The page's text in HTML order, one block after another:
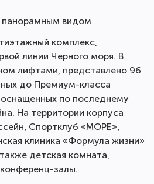
панорамным видом
комплекс,
линии Черного моря. В
лифтами, представлено 96
до Премиум-класса
по последнему
На территории корпуса
Спортклуб «МОРЕ»,
клиника «Формула жизни»
детская комната,
залы.